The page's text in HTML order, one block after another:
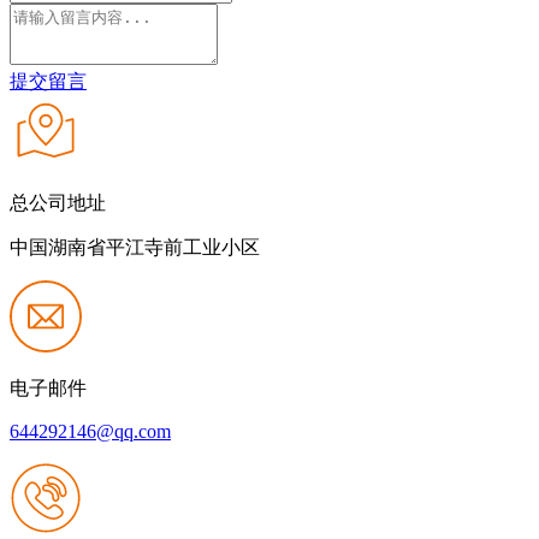
提交留言
总公司地址
中国湖南省平江寺前工业小区
电子邮件
644292146@qq.com